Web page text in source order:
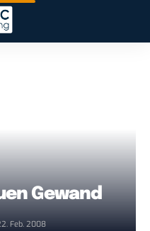
Gewand
Feb. 2008